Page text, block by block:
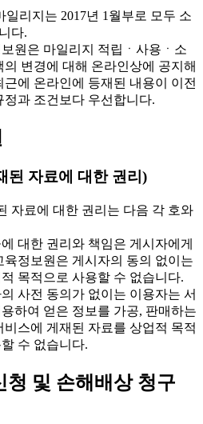
리지는 2017년 1월부로 모두 소
다.
원은 마일리지 적립ㆍ사용ㆍ소
의 변경에 대해 온라인상에 공지해
근에 온라인에 등재된 내용이 이전
정과 조건보다 우선합니다.
된 자료에 대한 권리)
자료에 대한 권리는 다음 각 호와
대한 권리와 책임은 게시자에게
육정보원은 게시자의 동의 없이는
목적으로 사용할 수 없습니다.
사전 동의가 없이는 이용자는 서
하여 얻은 정보를 가공, 판매하는
비스에 게재된 자료를 상업적 목적
수 없습니다.
청 및 손해배상 청구